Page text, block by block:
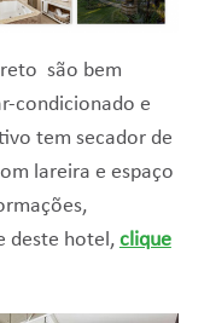
são bem
condicionado e
tem secador de
lareira e espaço
deste hotel, clique